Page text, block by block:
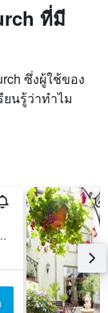
ที่มี
ซึ่งผู้ใช้ของ
ยนรู้ว่าทำไม
ริกา, ลัตเวีย